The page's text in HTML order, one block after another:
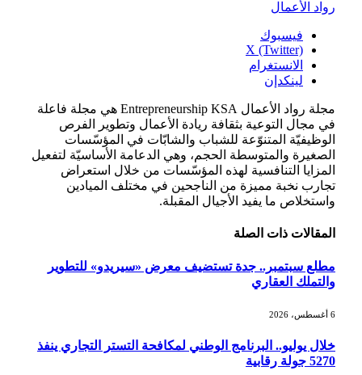
رواد الأعمال
فيسبوك
X (Twitter)
الانستغرام
لينكدإن
مجلة رواد الأعمال Entrepreneurship KSA هي مجلة فاعلة
في مجال التوعية بثقافة ريادة الأعمال وتطوير الفرص
الوظيفيّة المتنوّعة للشباب والشابّات في المؤسّسات
الصغيرة والمتوسطة الحجم، وهي الدعامة الأساسيّة لتفعيل
المزايا التنافسية لهذه المؤسّسات من خلال استعراض
تجارب نخبة مميزة من الناجحين في مختلف الميادين
واستخلاص ما يفيد الأجيال المقبلة.
المقالات ذات الصلة
مطلع سبتمبر.. جدة تستضيف معرض «سيريدو» للتطوير
والتملك العقاري
6 أغسطس، 2026
خلال يوليو.. البرنامج الوطني لمكافحة التستر التجاري ينفذ
5270 جولة رقابية